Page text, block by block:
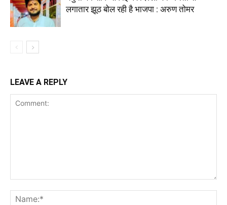
लगातार झूठ बोल रही है भाजपा : अरुण तोमर
LEAVE A REPLY